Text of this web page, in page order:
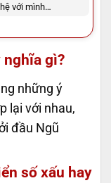
với mình
nghĩa gì?
những ý
lại với nhau,
đầu Ngũ
số xấu hay